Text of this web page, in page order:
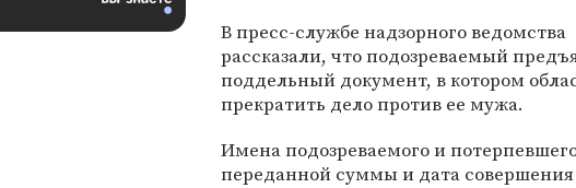
В пресс-службе надзорного ведомства
рассказали, что подозреваемый
поддельный документ, в котором
прекратить дело против ее мужа.
Имена подозреваемого и
переданной суммы и дата